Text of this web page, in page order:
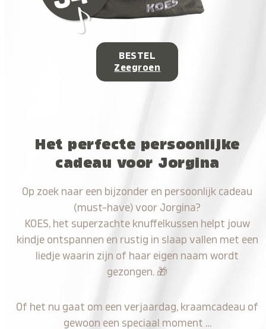
BESTEL
Zeegroen
Het perfecte persoonlijke
cadeau voor Jorgina
Op zoek naar een bijzonder en persoonlijk cadeau
(must-have) voor Jorgina?
KOES, het superzachte knuffelkussen helpt jouw
kindje ontspannen en rustig in slaap vallen met een
liedje waarin zijn of haar eigen naam wordt
gezongen. 🎁
Of het nu gaat om een verjaardag, kraamcadeau of
gewoon een speciaal moment …